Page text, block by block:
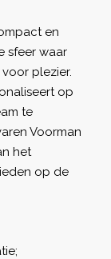
en
sfeer waar
plezier.
op
te
Voorman
het
op de